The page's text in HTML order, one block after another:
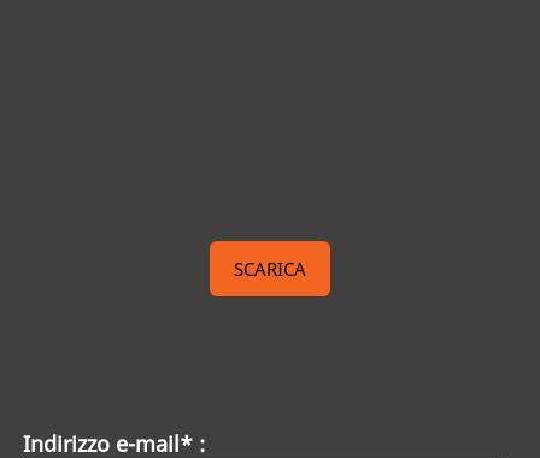
SCARICA
Indirizzo e-mail* :